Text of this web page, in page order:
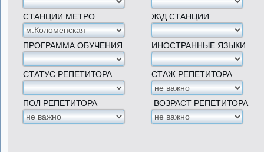
СТАНЦИИ МЕТРО Ж\Д СТАНЦИИ
ПРОГРАММА ОБУЧЕНИЯ ИНОСТРАННЫЕ ЯЗЫКИ
СТАТУС РЕПЕТИТОРА СТАЖ РЕПЕТИТОРА
ПОЛ РЕПЕТИТОРА ВОЗРАСТ РЕПЕТИТОРА